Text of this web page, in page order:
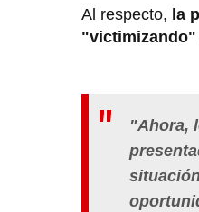
Al respecto, la
"victimizando"
"Ahora,